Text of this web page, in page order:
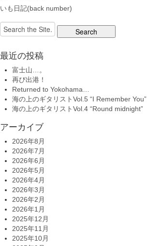
いも日記(back number)
Search
for:
最近の投稿
富士山…。
再び出港！
Returned to Yokohama…
海の上のギタリストVol.5 “I Remember You”
海の上のギタリストVol.4 “Round midnight”
アーカイブ
2026年8月
2026年7月
2026年6月
2026年5月
2026年4月
2026年3月
2026年2月
2026年1月
2025年12月
2025年11月
2025年10月